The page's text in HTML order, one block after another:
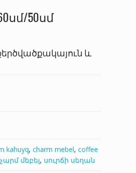
50սմ
և
kahuyq, charm mebel, coffee
չարմ մեբել, սուրճի սեղան